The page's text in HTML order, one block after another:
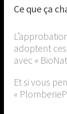
Ce que ça
adoptent
avec «
Et si vous
«